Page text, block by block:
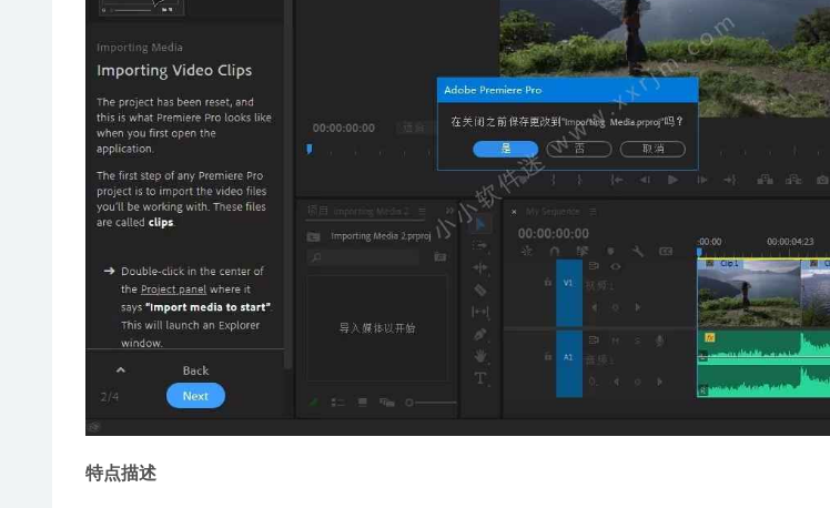
特点描述